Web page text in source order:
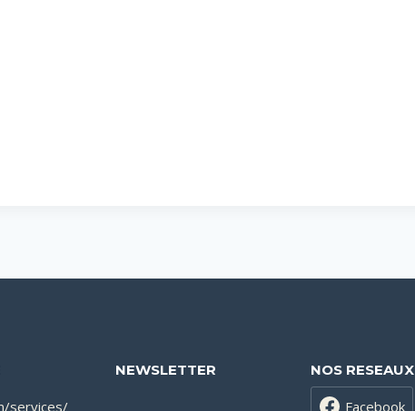
services/
NEWSLETTER NOS RESEAUX
Facebook